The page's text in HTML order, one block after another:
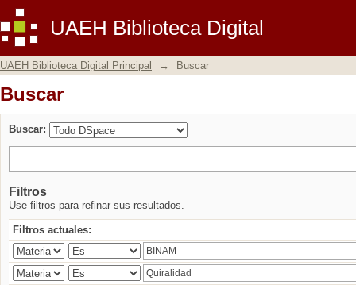
UAEH Biblioteca Digital
Buscar
UAEH Biblioteca Digital Principal → Buscar
Buscar
Buscar:
Filtros
Use filtros para refinar sus resultados.
Filtros actuales: